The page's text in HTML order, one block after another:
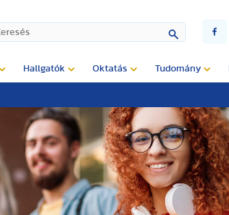
Hallgatók Oktatás Tudomány